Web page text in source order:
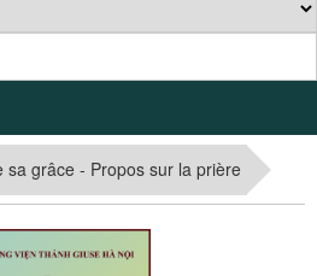
sa grâce - Propos sur la prière